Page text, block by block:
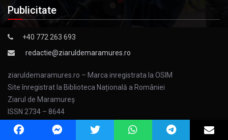
Publicitate
+40 772 263 693
redactie@ziaruldemaramures.ro
ziaruldemaramures.ro – Marca inregistrata la OSIM
Site înregistrat la Biblioteca Națională a României
Ziarul de Maramureş
ISSN 2734 – 8644
ISSN – L 2734 – 8644